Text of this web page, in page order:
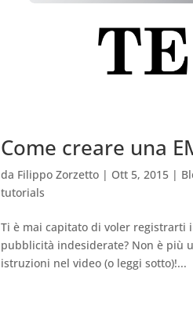
Come creare una
da Filippo Zorzetto | Ott 5, 2015 |
tutorials
Ti è mai capitato di voler registrarti
pubblicità indesiderate? Non è più
istruzioni nel video (o leggi sotto)!...